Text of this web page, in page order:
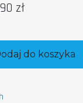
zł
do koszyka